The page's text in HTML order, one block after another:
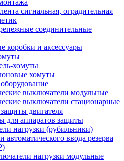
сигнальная, оградительная
соединительные
коробки и аксессуары
хомуты
хомуты
выключатели модульные
выключатели стационарные
двигателя
для аппаратов защиты
нагрузки (рубильники)
автоматического ввода резерва
нагрузки модульные